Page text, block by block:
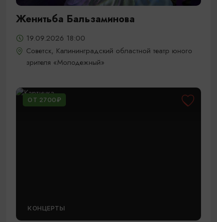
Женитьба Бальзаминова
19.09.2026 18:00
Советск, Калининградский областной театр юного
зрителя «Молодежный»
ОТ 2700₽
КОНЦЕРТЫ